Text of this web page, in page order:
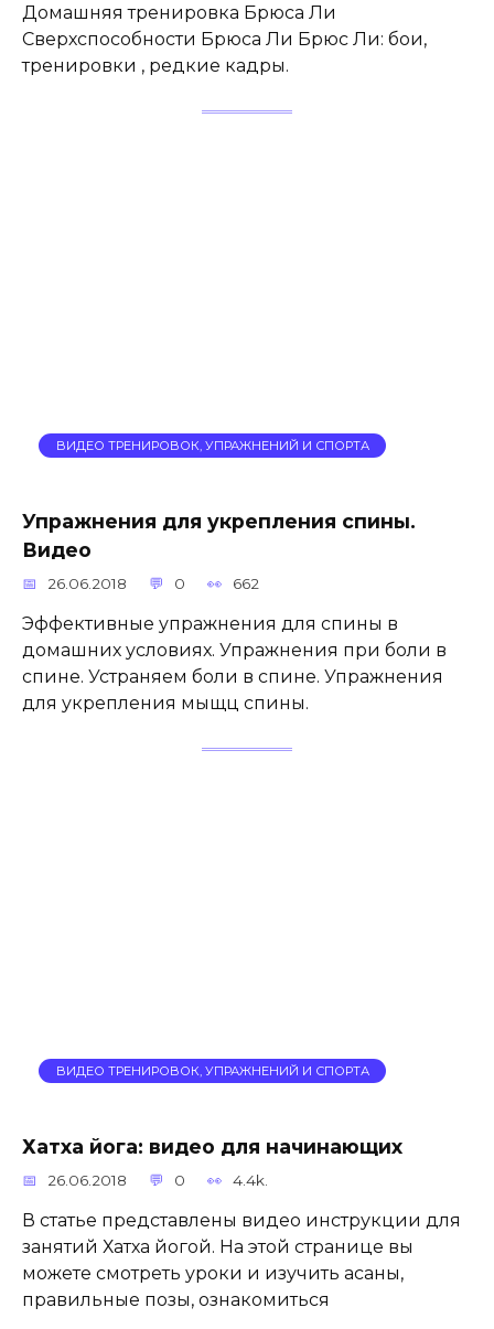
Домашняя тренировка Брюса Ли
Сверхспособности Брюса Ли Брюс Ли: бои,
тренировки , редкие кадры.
ВИДЕО ТРЕНИРОВОК, УПРАЖНЕНИЙ И СПОРТА
Упражнения для укрепления спины.
Видео
26.06.2018 0 662
Эффективные упражнения для спины в
домашних условиях. Упражнения при боли в
спине. Устраняем боли в спине. Упражнения
для укрепления мыщц спины.
ВИДЕО ТРЕНИРОВОК, УПРАЖНЕНИЙ И СПОРТА
Хатха йога: видео для начинающих
26.06.2018 0 4.4k.
В статье представлены видео инструкции для
занятий Хатха йогой. На этой странице вы
можете смотреть уроки и изучить асаны,
правильные позы, ознакомиться